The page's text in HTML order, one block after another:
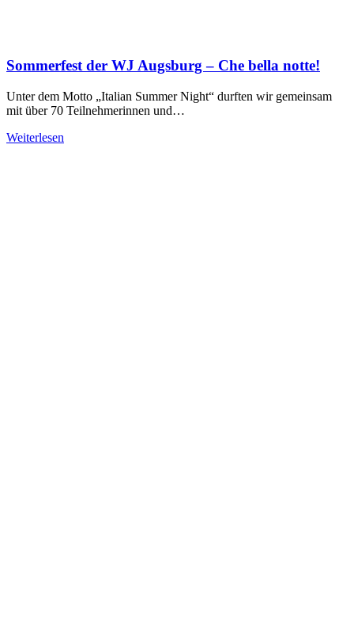
Sommerfest der WJ Augsburg – Che bella notte!
Unter dem Motto „Italian Summer Night“ durften wir gemeinsam
mit über 70 Teilnehmerinnen und…
Weiterlesen